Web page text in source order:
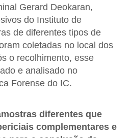
Gerard Deokaran,
do Instituto de
de diferentes tipos de
coletadas no local dos
o recolhimento, esse
e analisado no
Forense do IC.
diferentes que
complementares e